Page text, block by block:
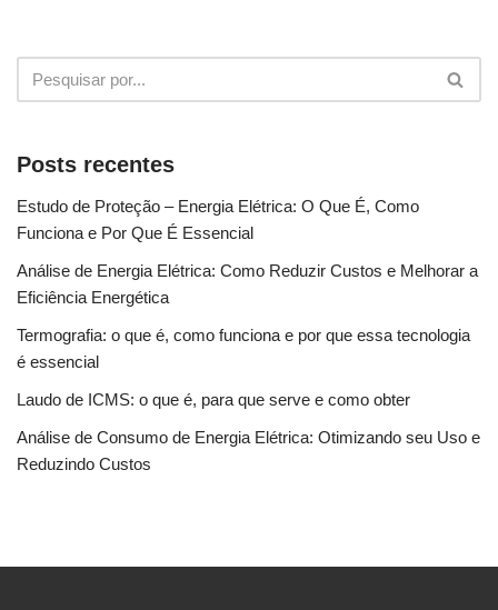
Posts recentes
Estudo de Proteção – Energia Elétrica: O Que É, Como
Funciona e Por Que É Essencial
Análise de Energia Elétrica: Como Reduzir Custos e Melhorar a
Eficiência Energética
Termografia: o que é, como funciona e por que essa tecnologia
é essencial
Laudo de ICMS: o que é, para que serve e como obter
Análise de Consumo de Energia Elétrica: Otimizando seu Uso e
Reduzindo Custos